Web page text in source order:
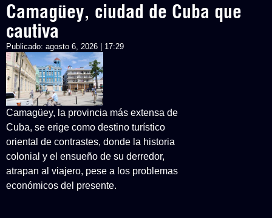
Camagüey, ciudad de Cuba que
cautiva
Publicado: agosto 6, 2026 | 17:29
Camagüey, la provincia más extensa de
Cuba, se erige como destino turístico
oriental de contrastes, donde la historia
colonial y el ensueño de su derredor,
atrapan al viajero, pese a los problemas
económicos del presente.